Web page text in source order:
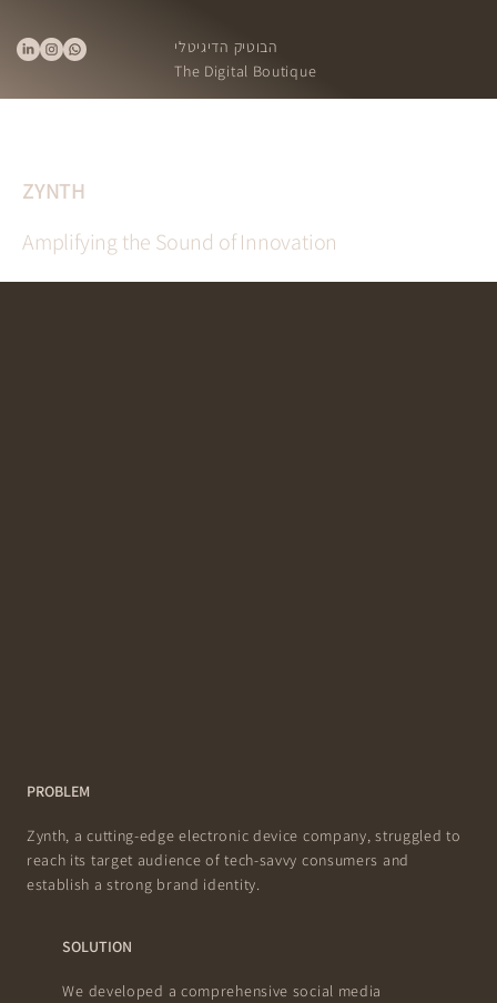
הבוטיק הדיגיטלי
The Digital Boutique
ZYNTH
Amplifying the Sound of Innovation
PROBLEM
Zynth, a cutting-edge electronic device company, struggled to
reach its target audience of tech-savvy consumers and
establish a strong brand identity.
SOLUTION
We developed a comprehensive social media